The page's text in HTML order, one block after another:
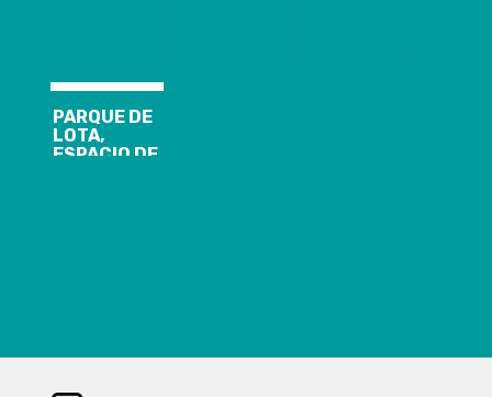
PARQUE DE
LOTA,
ESPACIO DE